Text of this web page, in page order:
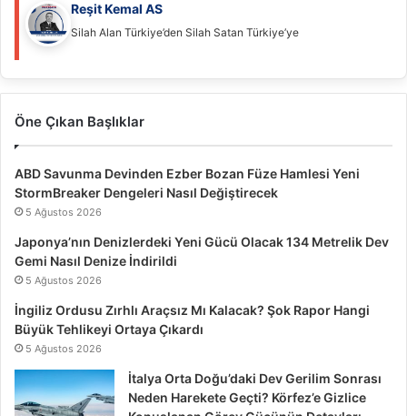
Reşit Kemal AS
Silah Alan Türkiye’den Silah Satan Türkiye’ye
Öne Çıkan Başlıklar
ABD Savunma Devinden Ezber Bozan Füze Hamlesi Yeni
StormBreaker Dengeleri Nasıl Değiştirecek
5 Ağustos 2026
Japonya’nın Denizlerdeki Yeni Gücü Olacak 134 Metrelik Dev
Gemi Nasıl Denize İndirildi
5 Ağustos 2026
İngiliz Ordusu Zırhlı Araçsız Mı Kalacak? Şok Rapor Hangi
Büyük Tehlikeyi Ortaya Çıkardı
5 Ağustos 2026
İtalya Orta Doğu’daki Dev Gerilim Sonrası
Neden Harekete Geçti? Körfez’e Gizlice